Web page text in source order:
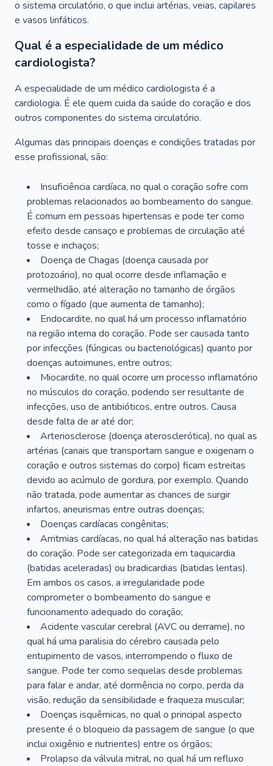
o sistema circulatório, o que inclui artérias, veias, capilares
e vasos linfáticos.
Qual é a especialidade de um médico
cardiologista?
A especialidade de um médico cardiologista é a
cardiologia. É ele quem cuida da saúde do coração e dos
outros componentes do sistema circulatório.
Algumas das principais doenças e condições tratadas por
esse profissional, são:
Insuficiência cardíaca, no qual o coração sofre com
problemas relacionados ao bombeamento do sangue.
É comum em pessoas hipertensas e pode ter como
efeito desde cansaço e problemas de circulação até
tosse e inchaços;
Doença de Chagas (doença causada por
protozoário), no qual ocorre desde inflamação e
vermelhidão, até alteração no tamanho de órgãos
como o fígado (que aumenta de tamanho);
Endocardite, no qual há um processo inflamatório
na região interna do coração. Pode ser causada tanto
por infecções (fúngicas ou bacteriológicas) quanto por
doenças autoimunes, entre outros;
Miocardite, no qual ocorre um processo inflamatório
no músculos do coração, podendo ser resultante de
infecções, uso de antibióticos, entre outros. Causa
desde falta de ar até dor;
Arteriosclerose (doença aterosclerótica), no qual as
artérias (canais que transportam sangue e oxigenam o
coração e outros sistemas do corpo) ficam estreitas
devido ao acúmulo de gordura, por exemplo. Quando
não tratada, pode aumentar as chances de surgir
infartos, aneurismas entre outras doenças;
Doenças cardíacas congênitas;
Arritmias cardíacas, no qual há alteração nas batidas
do coração. Pode ser categorizada em taquicardia
(batidas aceleradas) ou bradicardias (batidas lentas).
Em ambos os casos, a irregularidade pode
comprometer o bombeamento do sangue e
funcionamento adequado do coração;
Acidente vascular cerebral (AVC ou derrame), no
qual há uma paralisia do cérebro causada pelo
entupimento de vasos, interrompendo o fluxo de
sangue. Pode ter como sequelas desde problemas
para falar e andar, até dormência no corpo, perda da
visão, redução da sensibilidade e fraqueza muscular;
Doenças isquêmicas, no qual o principal aspecto
presente é o bloqueio da passagem de sangue (o que
inclui oxigênio e nutrientes) entre os órgãos;
Prolapso da válvula mitral, no qual há um refluxo